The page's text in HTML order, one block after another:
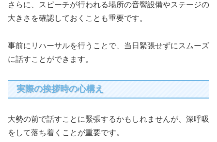
さらに、スピーチが行われる場所の音響設備やステージの
大きさを確認しておくことも重要です。
事前にリハーサルを行うことで、当日緊張せずにスムーズ
に話すことができます。
実際の挨拶時の心構え
大勢の前で話すことに緊張するかもしれませんが、深呼吸
をして落ち着くことが重要です。